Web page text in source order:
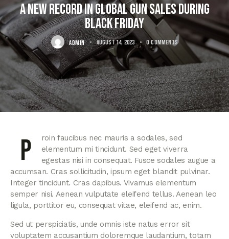
A new record in global gun sales during
Black Friday
ADMIN August 14, 2023 0 Comments
Proin faucibus nec mauris a sodales, sed
elementum mi tincidunt. Sed eget viverra
egestas nisi in consequat. Fusce sodales augue a
accumsan. Cras sollicitudin, ipsum eget blandit pulvinar.
Integer tincidunt. Cras dapibus. Vivamus elementum
semper nisi. Aenean vulputate eleifend tellus. Aenean leo
ligula, porttitor eu, consequat vitae, eleifend ac, enim.
Sed ut perspiciatis, unde omnis iste natus error sit
voluptatem accusantium doloremque laudantium, totam